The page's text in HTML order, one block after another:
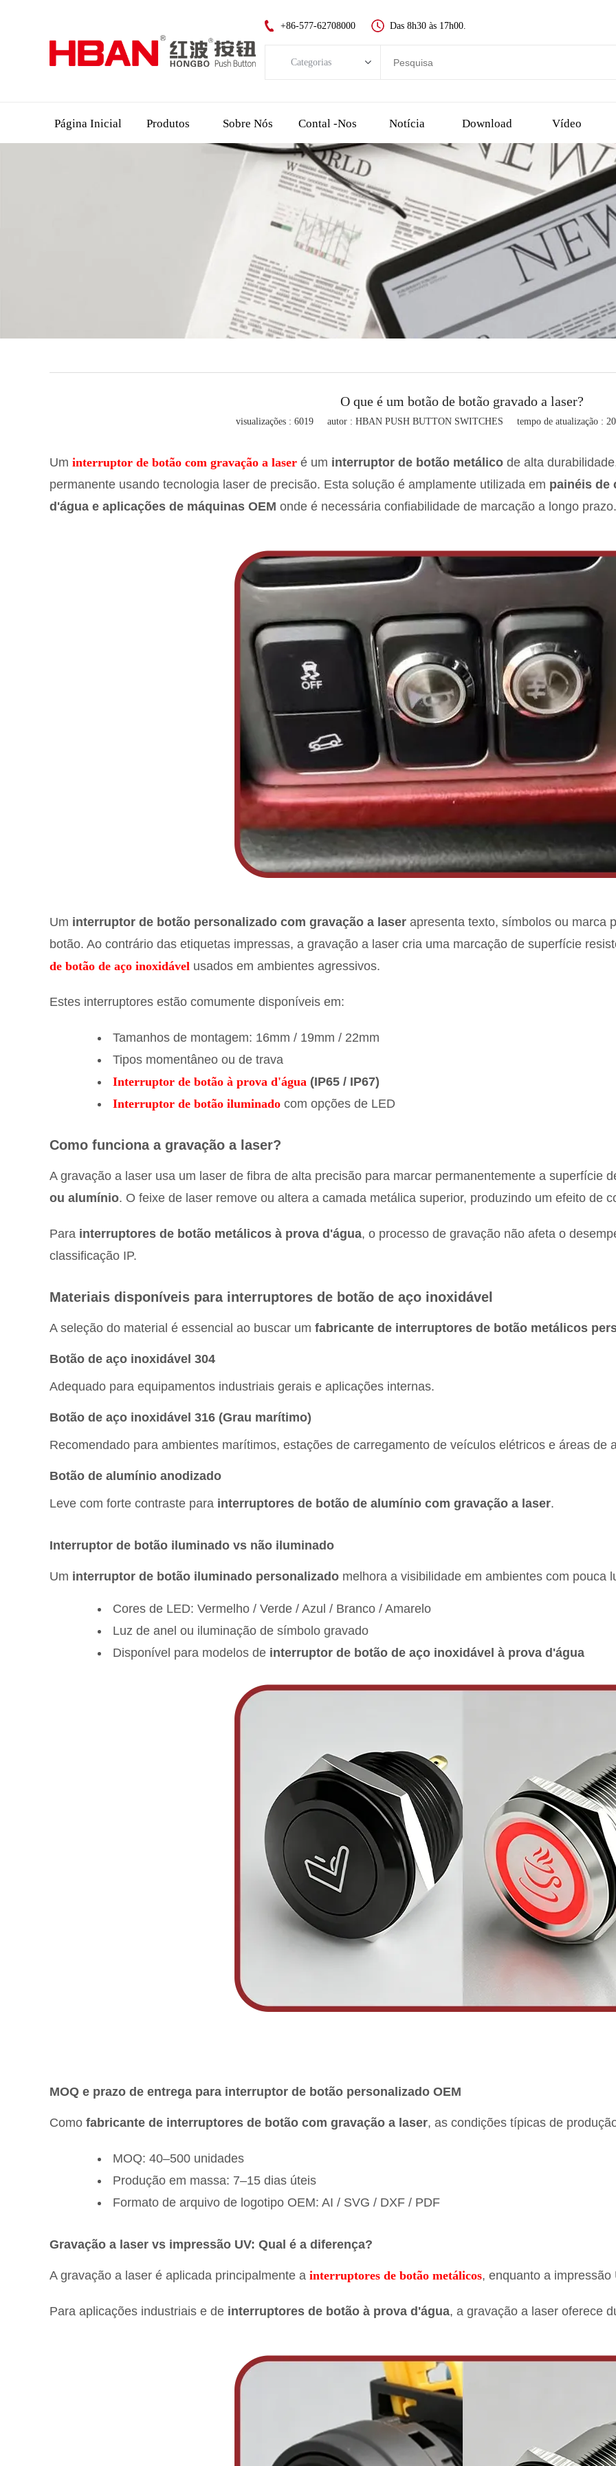
+86-577-62708000 Das 8h30 às 17h00.
Categorias
Interruptor de botão de plástico
Indicador LED
Botão de parada de emergência
Interruptor de chave
Escolha o interruptor, o interruptor rotativo
Luz intermitente
Caixa de controle de botão
Página Inicial Produtos Sobre Nós Contal -nos Notícia Download Vídeo
O que é um botão de botão gravado a laser?
visualizações : 6019 autor : HBAN PUSH BUTTON SWITCHES tempo de atualização :
Um interruptor de botão com gravação a laser é um interruptor de botão metálico de alta
permanente usando tecnologia laser de precisão. Esta solução é amplamente utilizada em painéis de
d'água e aplicações de máquinas OEM onde é necessária confiabilidade de marcação a longo prazo.
Um interruptor de botão personalizado com gravação a laser apresenta texto, símbolos ou marca
botão. Ao contrário das etiquetas impressas, a gravação a laser cria uma marcação de superfície
de botão de aço inoxidável usados em ambientes agressivos.
Estes interruptores estão comumente disponíveis em:
Tamanhos de montagem: 16mm / 19mm / 22mm
Tipos momentâneo ou de trava
Interruptor de botão à prova d'água (IP65 / IP67)
Interruptor de botão iluminado com opções de LED
Como funciona a gravação a laser?
A gravação a laser usa um laser de fibra de alta precisão para marcar permanentemente a superfície
ou alumínio. O feixe de laser remove ou altera a camada metálica superior, produzindo um efeito de
Para interruptores de botão metálicos à prova d'água, o processo de gravação não afeta o
classificação IP.
Materiais disponíveis para interruptores de botão de aço inoxidável
A seleção do material é essencial ao buscar um fabricante de interruptores de botão metálicos
Botão de aço inoxidável 304
Adequado para equipamentos industriais gerais e aplicações internas.
Botão de aço inoxidável 316 (Grau marítimo)
Recomendado para ambientes marítimos, estações de carregamento de veículos elétricos e áreas de
Botão de alumínio anodizado
Leve com forte contraste para interruptores de botão de alumínio com gravação a laser.
Interruptor de botão iluminado vs não iluminado
Um interruptor de botão iluminado personalizado melhora a visibilidade em ambientes com pouca
Cores de LED: Vermelho / Verde / Azul / Branco / Amarelo
Luz de anel ou iluminação de símbolo gravado
Disponível para modelos de interruptor de botão de aço inoxidável à prova d'água
MOQ e prazo de entrega para interruptor de botão personalizado OEM
Como fabricante de interruptores de botão com gravação a laser, as condições típicas de
MOQ: 40–500 unidades
Produção em massa: 7–15 dias úteis
Formato de arquivo de logotipo OEM: AI / SVG / DXF / PDF
Gravação a laser vs impressão UV: Qual é a diferença?
A gravação a laser é aplicada principalmente a interruptores de botão metálicos, enquanto a
Para aplicações industriais e de interruptores de botão à prova d'água, a gravação a laser oferece